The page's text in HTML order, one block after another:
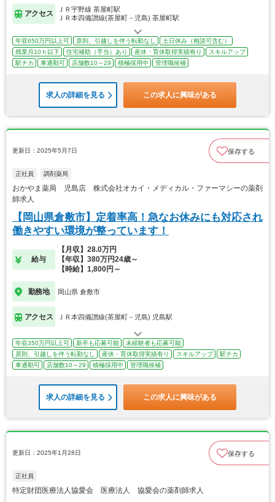
アクセス
ＪＲ宇野線 茶屋町駅
ＪＲ本四備讃線(茶屋町－児島) 茶屋町駅
年収650万円以上可 原則、引越しを伴う転勤なし
土日休み（相談可含む）
残業月10ｈ以下
住宅補助（手当）あり 産休・育休取得実績有り
スキルアップ
駅チカ
車通勤可 店舗数10～29 積極採用中 管理職候補
求人の詳細を見る この求人に興味がある
更新日：2025年5月7日 保存する
正社員 調剤薬局
おかやま薬局 児島店 株式会社オカイ・メディカル・ファーマシーの薬剤
師求人
【岡山県倉敷市】定着率高！急なお休みにも対応され
働きやすい環境が整っています！
給与
【月収】28.0万円
【年収】380万円24歳～
【時給】1,800円～
勤務地 岡山県 倉敷市
アクセス ＪＲ本四備讃線(茶屋町－児島) 児島駅
年収350万円以上可 新卒も応募可能
未経験者も応募可能
原則、引越しを伴う転勤なし
産休・育休取得実績有り スキルアップ
駅チカ
車通勤可
店舗数10～29 積極採用中 管理職候補
求人の詳細を見る この求人に興味がある
更新日：2025年1月28日 保存する
正社員
特定財団医療法人協愛会 医療法人 協愛会の薬剤師求人